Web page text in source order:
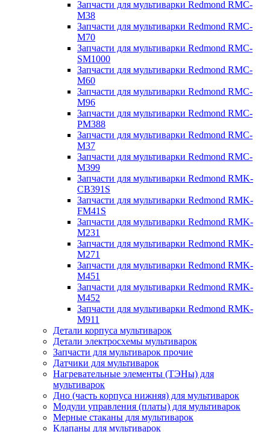
Запчасти для мультиварки Redmond RMC-
M38
Запчасти для мультиварки Redmond RMC-
M70
Запчасти для мультиварки Redmond RMC-
SM1000
Запчасти для мультиварки Redmond RMC-
M60
Запчасти для мультиварки Redmond RMC-
M96
Запчасти для мультиварки Redmond RMC-
PM388
Запчасти для мультиварки Redmond RMC-
M37
Запчасти для мультиварки Redmond RMC-
M399
Запчасти для мультиварки Redmond RMK-
CB391S
Запчасти для мультиварки Redmond RMK-
FM41S
Запчасти для мультиварки Redmond RMK-
M231
Запчасти для мультиварки Redmond RMK-
M271
Запчасти для мультиварки Redmond RMK-
M451
Запчасти для мультиварки Redmond RMK-
M452
Запчасти для мультиварки Redmond RMK-
M911
Детали корпуса мультиварок
Детали электросхемы мультиварок
Запчасти для мультиварок прочие
Датчики для мультиварок
Нагревательные элементы (ТЭНы) для
мультиварок
Дно (часть корпуса нижняя) для мультиварок
Модули управления (платы) для мультиварок
Мерные стаканы для мультиварок
Клапаны для мультиварок